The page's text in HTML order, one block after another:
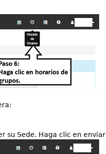
su Sede. Haga clic en enviar